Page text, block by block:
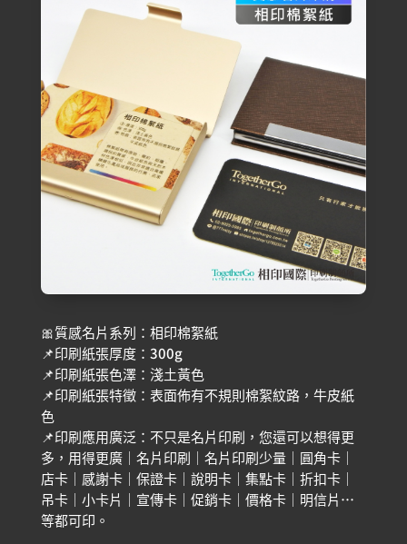
🎀質感名片系列：相印棉絮紙
📌印刷紙張厚度：300g
📌印刷紙張色澤：淺土黃色
📌印刷紙張特徵：表面佈有不規則棉絮紋路，牛皮紙
色
📌印刷應用廣泛：不只是名片印刷，您還可以想得更
多，用得更廣｜名片印刷｜名片印刷少量｜圓角卡｜
店卡｜感謝卡｜保證卡｜說明卡｜集點卡｜折扣卡｜
吊卡｜小卡片｜宣傳卡｜促銷卡｜價格卡｜明信片…
等都可印。